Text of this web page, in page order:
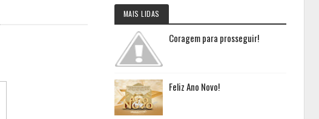
MAIS LIDAS
Coragem para prosseguir!
Feliz Ano Novo!